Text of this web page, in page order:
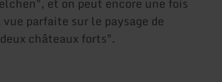
parfaite sur le paysage de
châteaux forts".